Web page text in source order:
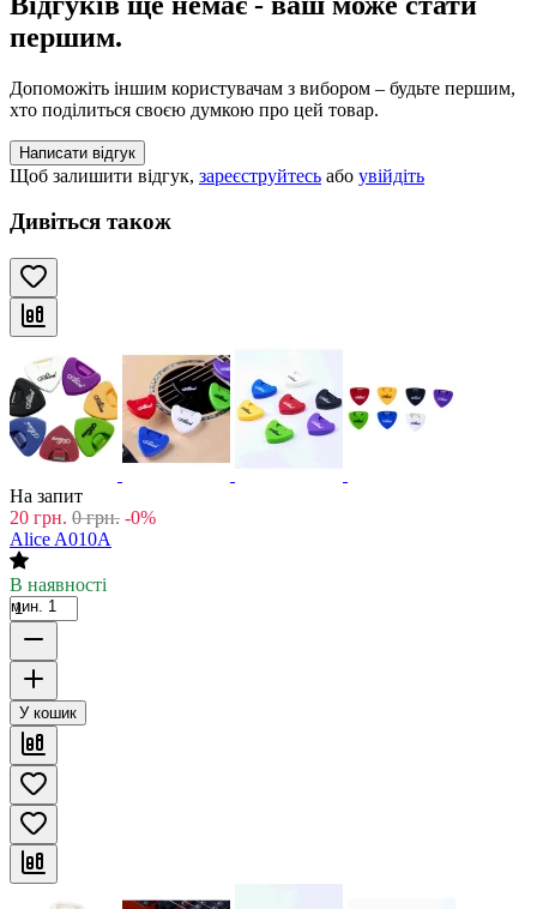
першим.
Допоможіть іншим користувачам з вибором – будьте першим,
хто поділиться своєю думкою про цей товар.
Написати відгук
Щоб залишити відгук, зареєструйтесь або увійдіть
Дивіться також
На запит
20 грн. 0 грн. -0%
Alice A010A
В наявності
мин. 1
У кошик